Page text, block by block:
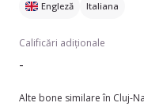
Engleză Italiana
Calificări adiționale
-
Alte bone similare în Cluj-